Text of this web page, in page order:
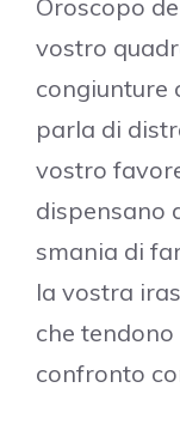
Oroscopo
vostro
congiunture
parla di
vostro
dispensano
smania di
la vostra
che
confronto